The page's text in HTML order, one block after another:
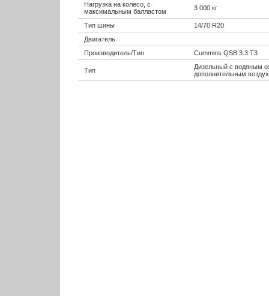
Нагрузка на колесо, с
максимальным балластом
3 000 кг
Тип шины
14/70 R20
Двигатель
Производитель/Тип
Cummins QSB 3.3 T3
Тип
Дизельный с водяным
дополнительным